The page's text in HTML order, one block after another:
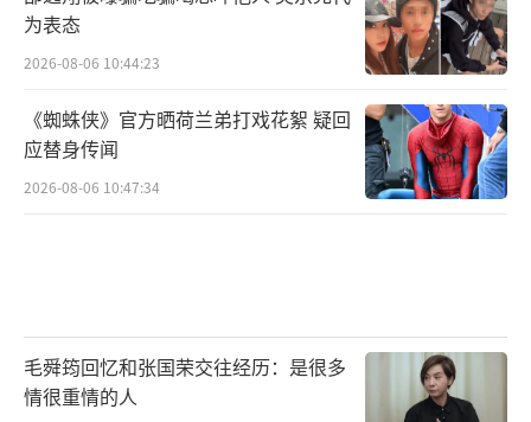
为表态
2026-08-06 10:44:23
《蜘蛛侠》官方晒荷兰弟打戏花絮 疑回
应替身传闻
2026-08-06 10:47:34
毛舜筠回忆和张国荣交往经历：是很多
情很重情的人